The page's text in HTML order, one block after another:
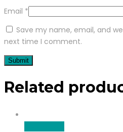
Email *
Save my name, email, and
next time I comment.
Related